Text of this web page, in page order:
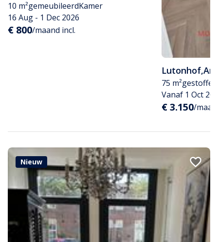
10 m²gemeubileerdKamer
16 Aug - 1 Dec 2026
€ 800/maand incl.
Lutonhof,
75 m²
Vanaf 1 Oct
€ 3.150/
Nieuw